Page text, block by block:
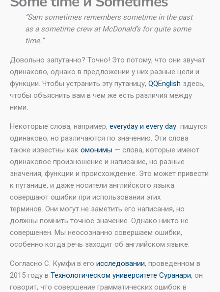
“Sam sometimes remembers sometime in the past
as a sometime crew at McDonald’s for quite some
time.”
Довольно запутанно? Точно! Это потому, что они звучат
одинаково, однако в предложении у них разные цели и
функции. Чтобы устранить эту путаницу, QQEnglish здесь,
чтобы объяснить вам в чем же есть различия между
ними.
Некоторые слова, например, everyday и every day пишутся
одинаково, но различаются по значению. Эти слова
также известны как омонимы — слова, которые имеют
одинаковое произношение и написание, но разные
значения, функции и происхождение. Это может привести
к путанице, и даже носители английского языка
совершают ошибки при использовании этих
терминов. Они могут не заметить его написания, но
должны помнить точное значение. Однако никто не
совершенен. Мы неосознанно совершаем ошибки,
особенно когда речь заходит об английском языке.
Согласно С. Кумфи в его исследовании, проведенном в
2015 году в Технологическом университете Суранари, он
говорит, что совершение грамматических ошибок в